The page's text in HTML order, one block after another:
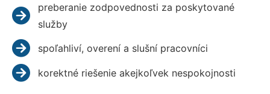
preberanie zodpovednosti za poskytované
služby
spoľahliví, overení a slušní pracovníci
korektné riešenie akejkoľvek nespokojnosti